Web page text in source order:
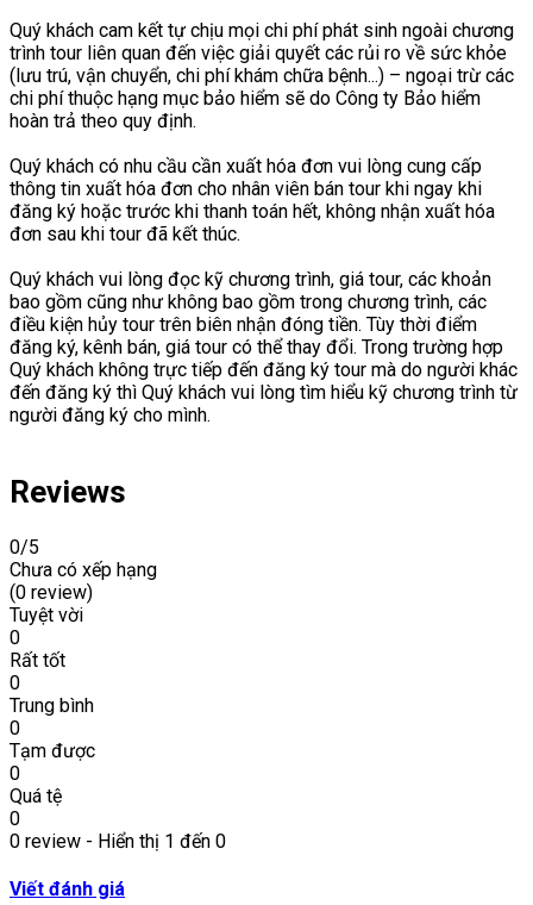
Quý khách cam kết tự chịu mọi chi phí phát sinh ngoài chương
trình tour liên quan đến việc giải quyết các rủi ro về sức khỏe
(lưu trú, vận chuyển, chi phí khám chữa bệnh...) – ngoại trừ các
chi phí thuộc hạng mục bảo hiểm sẽ do Công ty Bảo hiểm
hoàn trả theo quy định.
Quý khách có nhu cầu cần xuất hóa đơn vui lòng cung cấp
thông tin xuất hóa đơn cho nhân viên bán tour khi ngay khi
đăng ký hoặc trước khi thanh toán hết, không nhận xuất hóa
đơn sau khi tour đã kết thúc.
Quý khách vui lòng đọc kỹ chương trình, giá tour, các khoản
bao gồm cũng như không bao gồm trong chương trình, các
điều kiện hủy tour trên biên nhận đóng tiền. Tùy thời điểm
đăng ký, kênh bán, giá tour có thể thay đổi. Trong trường hợp
Quý khách không trực tiếp đến đăng ký tour mà do người khác
đến đăng ký thì Quý khách vui lòng tìm hiểu kỹ chương trình từ
người đăng ký cho mình.
Reviews
0/5
Chưa có xếp hạng
(0 review)
Tuyệt vời
0
Rất tốt
0
Trung bình
0
Tạm được
0
Quá tệ
0
0 review - Hiển thị 1 đến 0
Viết đánh giá